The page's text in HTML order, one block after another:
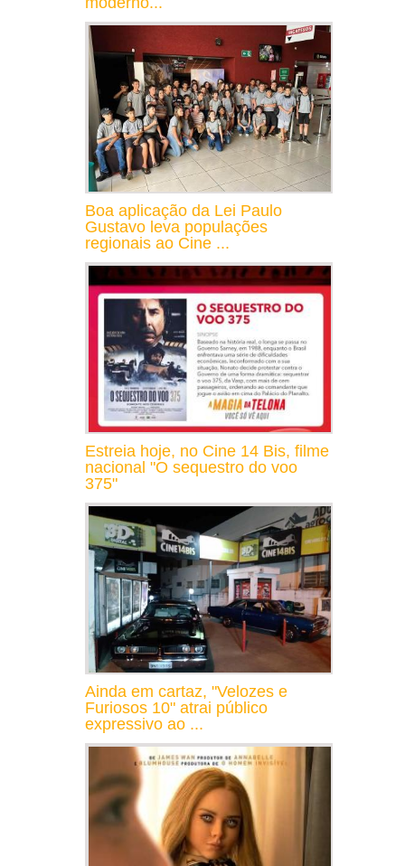
Boa aplicação da Lei Paulo
Gustavo leva populações
regionais ao Cine ...
Estreia hoje, no Cine 14 Bis, filme
nacional "O sequestro do voo
375"
Ainda em cartaz, "Velozes e
Furiosos 10" atrai público
expressivo ao ...